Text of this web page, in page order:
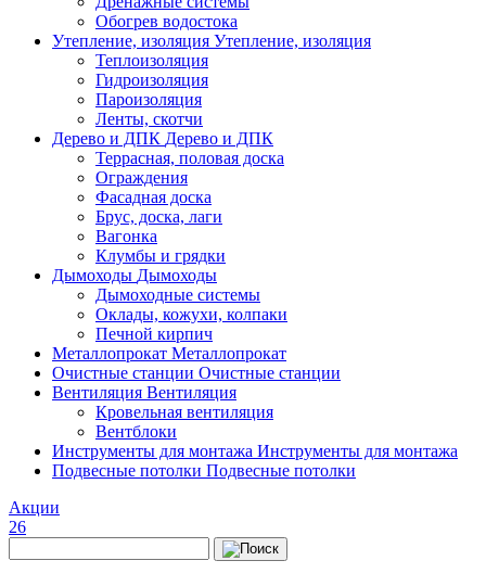
Обогрев водостока
Утепление, изоляция Утепление, изоляция
Теплоизоляция
Гидроизоляция
Пароизоляция
Ленты, скотчи
Дерево и ДПК Дерево и ДПК
Террасная, половая доска
Ограждения
Фасадная доска
Брус, доска, лаги
Вагонка
Клумбы и грядки
Дымоходы Дымоходы
Дымоходные системы
Оклады, кожухи, колпаки
Печной кирпич
Металлопрокат Металлопрокат
Очистные станции Очистные станции
Вентиляция Вентиляция
Кровельная вентиляция
Вентблоки
Инструменты для монтажа Инструменты для монтажа
Подвесные потолки Подвесные потолки
Акции
26